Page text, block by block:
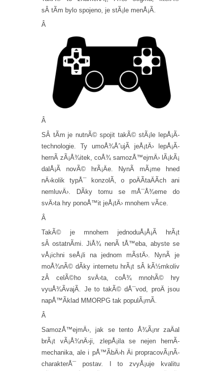
sÂ tÃ­m bylo spojeno, je stÃ¡le menÅ¡Ã­.
Â
Â
SÂ tÃ­m je nutnÃ© spojit takÃ© stÃ¡le lepÅ¡Ã­
technologie. Ty umoÅ¾ÅˆujÃ­ jeÅ¡tÄ› lepÅ¡Ã­
hernÃ­ zÃ¡Å¾itek, coÅ¾ samozÅ™ejmÄ› lÃ¡kÃ¡
dalÅ¡Ã­ novÃ© hrÃ¡Äe. NynÃ­ mÃ¡me hned
nÄ›kolik typÅ¯ konzolÃ­, o poÄÃ­taÄÃ­ch ani
nemluvÄ›. DÃ­ky tomu se mÅ¯Å¾eme do
svÄ›ta hry ponoÅ™it jeÅ¡tÄ› mnohem vÃ­ce.
Â
TakÃ© je mnohem jednoduÅ¡Å¡Ã­ hrÃ¡t
sÂ ostatnÃ­mi. JiÅ¾ nenÃ­ tÅ™eba, abyste se
vÅ¡ichni seÅ¡li na jednom mÃ­stÄ›. NynÃ­ je
moÅ¾nÃ© dÃ­ky internetu hrÃ¡t sÂ kÃ½mkoliv
zÂ celÃ©ho svÄ›ta, coÅ¾ mnohÃ© hry
vyuÅ¾Ã­vajÃ­. Je to takÃ© dÅ¯vod, proÄ jsou
napÅ™Ã­klad MMORPG tak populÃ¡rnÃ­.
Â
SamozÅ™ejmÄ›, jak se tento Å¾Ã¡nr zaÄal
brÃ¡t vÃ¡Å¾nÄ›ji, zlepÅ¡ila se nejen hernÃ­
mechanika, ale i pÅ™Ã­bÄ›h Äi propracovÃ¡nÃ­
charakterÅ¯ postav. I to zvyÅ¡uje kvalitu